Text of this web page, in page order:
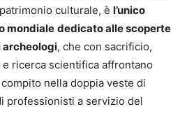
culturale, è l’unico
mondiale dedicato alle scoperte
archeologi, che con sacrificio,
ricerca scientifica affrontano
nella doppia veste di
professionisti a servizio del